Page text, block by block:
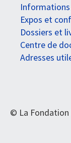
Expos et
Dossiers et
Centre de
Adresses
© La Fondation